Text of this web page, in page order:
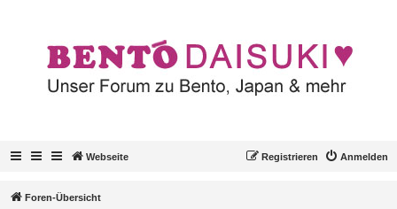
Webseite Anmelden
Registrieren
Foren-Übersicht